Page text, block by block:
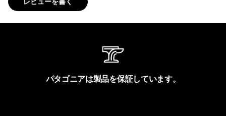
パタゴニアは製品を保証しています。